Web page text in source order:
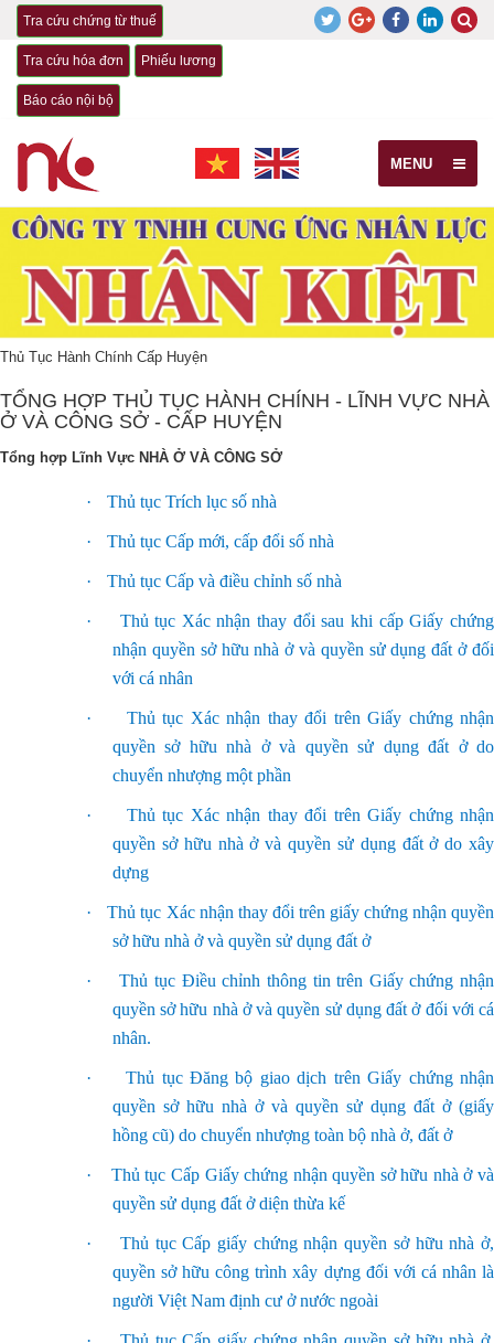
Tra cứu chứng từ thuế
Tra cứu hóa đơn Phiếu lương
Báo cáo nội bộ
MENU
Thủ Tục Hành Chính Cấp Huyện
TỔNG HỢP THỦ TỤC HÀNH CHÍNH - LĨNH VỰC NHÀ
Ở VÀ CÔNG SỞ - CẤP HUYỆN
Tổng hợp Lĩnh Vực NHÀ Ở VÀ CÔNG SỞ
· Thủ tục Trích lục số nhà
· Thủ tục Cấp mới, cấp đổi số nhà
· Thủ tục Cấp và điều chỉnh số nhà
·
Thủ tục Xác nhận thay đổi sau khi cấp Giấy chứng
nhận quyền sở hữu nhà ở và quyền sử dụng đất ở đối
với cá nhân
·
Thủ tục Xác nhận thay đổi trên Giấy chứng nhận
quyền sở hữu nhà ở và quyền sử dụng đất ở do
chuyển nhượng một phần
·
Thủ tục Xác nhận thay đổi trên Giấy chứng nhận
quyền sở hữu nhà ở và quyền sử dụng đất ở do xây
dựng
·
Thủ tục Xác nhận thay đổi trên giấy chứng nhận quyền
sở hữu nhà ở và quyền sử dụng đất ở
·
Thủ tục Điều chỉnh thông tin trên Giấy chứng nhận
quyền sở hữu nhà ở và quyền sử dụng đất ở đối với cá
nhân.
·
Thủ tục Đăng bộ giao dịch trên Giấy chứng nhận
quyền sở hữu nhà ở và quyền sử dụng đất ở (giấy
hồng cũ) do chuyển nhượng toàn bộ nhà ở, đất ở
·
Thủ tục Cấp Giấy chứng nhận quyền sở hữu nhà ở và
quyền sử dụng đất ở diện thừa kế
·
Thủ tục Cấp giấy chứng nhận quyền sở hữu nhà ở,
quyền sở hữu công trình xây dựng đối với cá nhân là
người Việt Nam định cư ở nước ngoài